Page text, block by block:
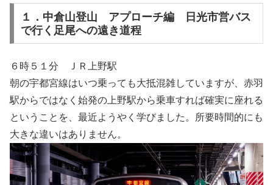
１．中倉山登山 アプローチ編 日光市営バス
で行く足尾への遠き道程
６時５１分 ＪＲ上野駅
朝の宇都宮線はいつ乗っても大抵混雑していますが、赤羽
駅からではなく始発の上野駅から乗車すれば確実に座れる
ということを、最近ようやく学びました。所要時間的にも
大きな違いはありません。